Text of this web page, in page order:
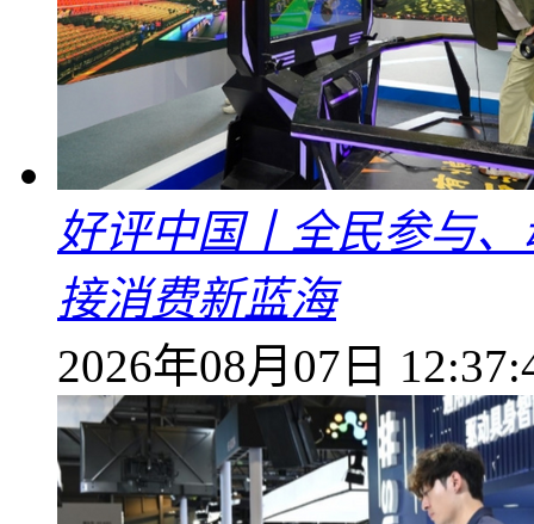
好评中国丨全民参与
接消费新蓝海
2026年08月07日